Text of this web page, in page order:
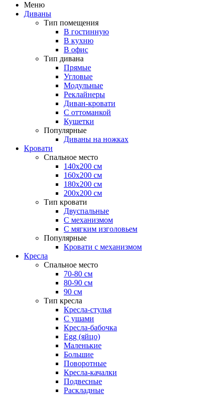
Меню
Диваны
Тип помещения
В гостинную
В кухню
В офис
Тип дивана
Прямые
Угловые
Модульные
Реклайнеры
Диван-кровати
С оттоманкой
Кушетки
Популярные
Диваны на ножках
Кровати
Спальное место
140х200 см
160х200 см
180х200 см
200х200 см
Тип кровати
Двуспальные
С механизмом
С мягким изголовьем
Популярные
Кровати с механизмом
Кресла
Спальное место
70-80 см
80-90 см
90 см
Тип кресла
Кресла-стулья
С ушами
Кресла-бабочка
Egg (яйцо)
Маленькие
Большие
Поворотные
Кресла-качалки
Подвесные
Раскладные